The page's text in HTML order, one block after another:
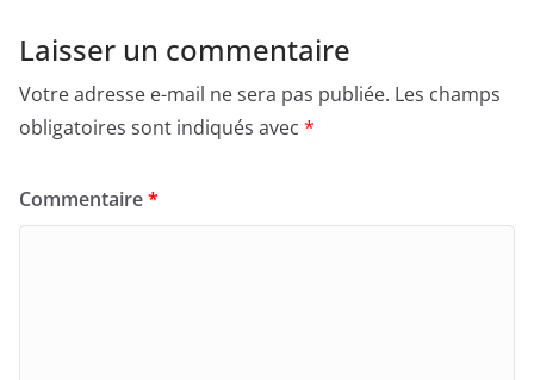
Laisser un commentaire
Votre adresse e-mail ne sera pas publiée. Les champs
obligatoires sont indiqués avec *
Commentaire*